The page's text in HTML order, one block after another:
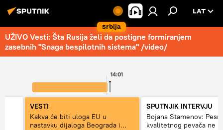
Srbija
LAT
UŽIVO Vesti: Šta Rusija želi da postigne formiranjem
zasebnih "Snaga bespilotnih sistema" /video/
14:01
VESTI
Kakva će biti uloga EU u
nastavku dijaloga Beograda i
SPUTNJIK INTERVJU
Bojana Stamenov:
kvalitetnog pevača ne